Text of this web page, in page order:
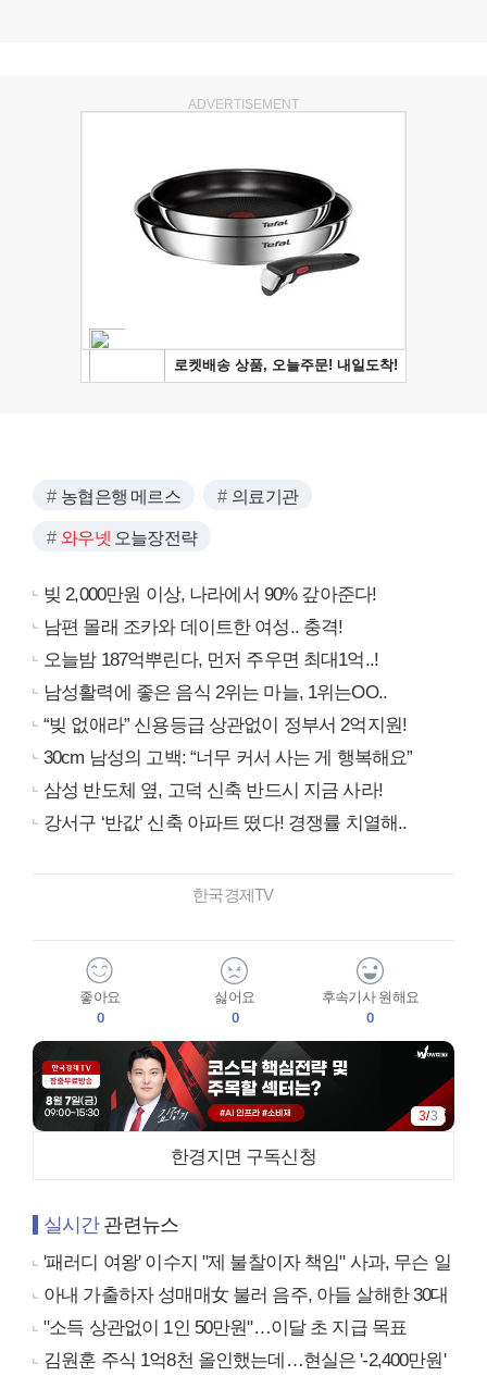
ADVERTISEMENT
농협은행 메르스 의료기관
와우넷 오늘장전략
빚 2,000만원 이상, 나라에서 90% 갚아준다!
남편 몰래 조카와 데이트한 여성.. 충격!
오늘밤 187억뿌린다, 먼저 주우면 최대1억..!
남성활력에 좋은 음식 2위는 마늘, 1위는OO..
“빚 없애라” 신용등급 상관없이 정부서 2억지원!
30cm 남성의 고백: “너무 커서 사는 게 행복해요”
삼성 반도체 옆, 고덕 신축 반드시 지금 사라!
강서구 ‘반값’ 신축 아파트 떴다! 경쟁률 치열해..
한국경제TV
좋아요
0
싫어요
0
후속기사 원해요
0
3/3
한경지면 구독신청
실시간관련뉴스
'패러디 여왕' 이수지 "제 불찰이자 책임" 사과, 무슨 일
아내 가출하자 성매매女 불러 음주, 아들 살해한 30대
"소득 상관없이 1인 50만원"…이달 초 지급 목표
김원훈 주식 1억8천 올인했는데…현실은 '-2,400만원'